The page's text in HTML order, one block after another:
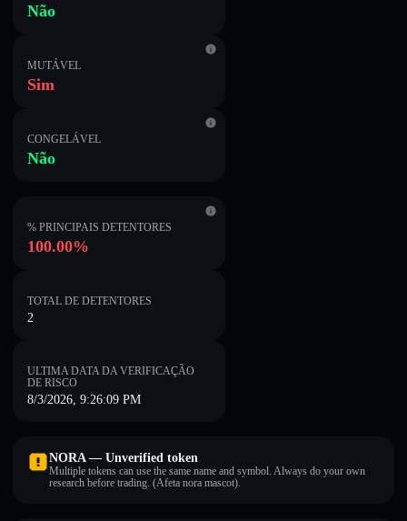
Não
MUTÁVEL
Sim
CONGELÁVEL
Não
% PRINCIPAIS DETENTORES
100.00%
TOTAL DE DETENTORES
2
ULTIMA DATA DA VERIFICAÇÃO
DE RISCO
8/3/2026, 9:26:09 PM
NORA — Unverified token
Multiple tokens can use the same name and symbol. Always do your own
research before trading. (Afeta nora mascot).